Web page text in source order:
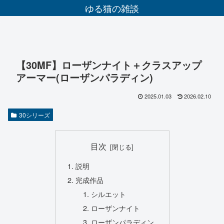
ゆる猫の雑談
【30MF】ローザンナイト＋クラスアップ
アーマー(ローザンパラディン)
2025.01.03 2026.02.10
30シリーズ
目次
説明
完成作品
シルエット
ローザンナイト
ローザンパラディン